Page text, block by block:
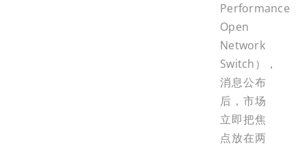
Performance
Open
Network
Switch），
消息公布
后，市场
立即把焦
点放在两